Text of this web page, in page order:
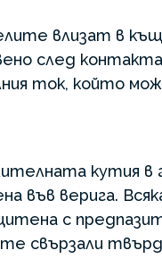
влизат в
след контакта
ток, който
кутия в
във верига.
с
свързали